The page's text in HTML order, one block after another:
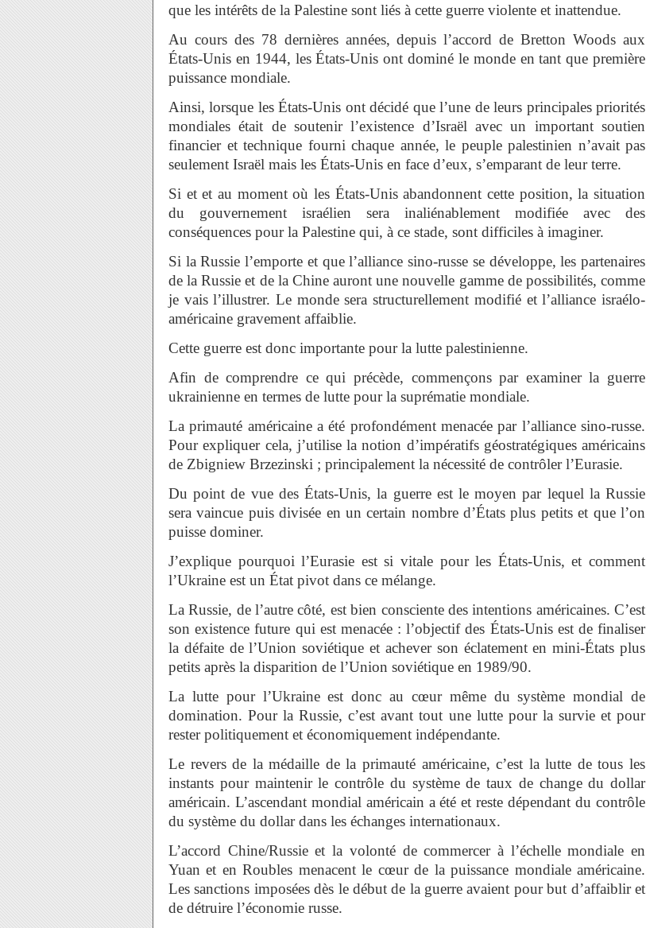
que les intérêts de la Palestine sont liés à cette guerre violente et inattendue.
Au cours des 78 dernières années, depuis l’accord de Bretton Woods aux
États-Unis en 1944, les États-Unis ont dominé le monde en tant que première
puissance mondiale.
Ainsi, lorsque les États-Unis ont décidé que l’une de leurs principales priorités
mondiales était de soutenir l’existence d’Israël avec un important soutien
financier et technique fourni chaque année, le peuple palestinien n’avait pas
seulement Israël mais les États-Unis en face d’eux, s’emparant de leur terre.
Si et et au moment où les États-Unis abandonnent cette position, la situation
du gouvernement israélien sera inaliénablement modifiée avec des
conséquences pour la Palestine qui, à ce stade, sont difficiles à imaginer.
Si la Russie l’emporte et que l’alliance sino-russe se développe, les partenaires
de la Russie et de la Chine auront une nouvelle gamme de possibilités, comme
je vais l’illustrer. Le monde sera structurellement modifié et l’alliance israélo-
américaine gravement affaiblie.
Cette guerre est donc importante pour la lutte palestinienne.
Afin de comprendre ce qui précède, commençons par examiner la guerre
ukrainienne en termes de lutte pour la suprématie mondiale.
La primauté américaine a été profondément menacée par l’alliance sino-russe.
Pour expliquer cela, j’utilise la notion d’impératifs géostratégiques américains
de Zbigniew Brzezinski ; principalement la nécessité de contrôler l’Eurasie.
Du point de vue des États-Unis, la guerre est le moyen par lequel la Russie
sera vaincue puis divisée en un certain nombre d’États plus petits et que l’on
puisse dominer.
J’explique pourquoi l’Eurasie est si vitale pour les États-Unis, et comment
l’Ukraine est un État pivot dans ce mélange.
La Russie, de l’autre côté, est bien consciente des intentions américaines. C’est
son existence future qui est menacée : l’objectif des États-Unis est de finaliser
la défaite de l’Union soviétique et achever son éclatement en mini-États plus
petits après la disparition de l’Union soviétique en 1989/90.
La lutte pour l’Ukraine est donc au cœur même du système mondial de
domination. Pour la Russie, c’est avant tout une lutte pour la survie et pour
rester politiquement et économiquement indépendante.
Le revers de la médaille de la primauté américaine, c’est la lutte de tous les
instants pour maintenir le contrôle du système de taux de change du dollar
américain. L’ascendant mondial américain a été et reste dépendant du contrôle
du système du dollar dans les échanges internationaux.
L’accord Chine/Russie et la volonté de commercer à l’échelle mondiale en
Yuan et en Roubles menacent le cœur de la puissance mondiale américaine.
Les sanctions imposées dès le début de la guerre avaient pour but d’affaiblir et
de détruire l’économie russe.